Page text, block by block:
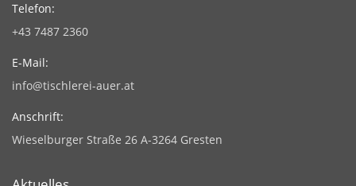
Telefon:
+43 7487 2360
E-Mail:
info@tischlerei-auer.at
Anschrift:
Wieselburger Straße 26 A-3264 Gresten